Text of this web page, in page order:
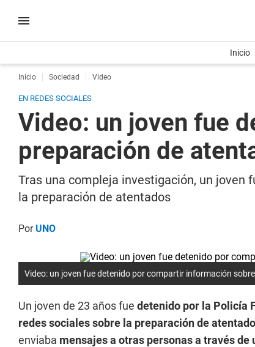
Inicio
Inicio Sociedad Video
EN REDES SOCIALES
Video: un joven fue
preparación de
Tras una compleja investigación, un joven
la preparación de atentados
PorUNO
Video: un joven fue detenido por compartir información
Un joven de 23 años fue detenido por la Policía
redes sociales sobre la preparación de
enviaba mensajes a otras personas a través de